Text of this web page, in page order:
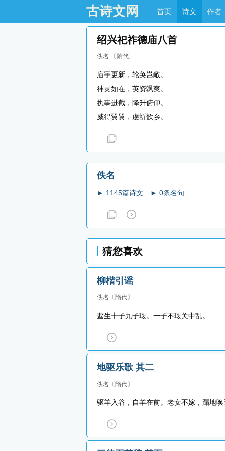
古诗文网 首页 诗文 作者
绍兴祀祚德庙八首
佚名 〔隋代〕
庙宇更新，轮奂岂敞。
神灵如在，英资飒爽。
执事进截，降升俯仰。
威得翼翼，虔祈歆乡。
佚名
► 1145篇诗文 ► 0条名句
猜您喜欢
柳楷引谣
佚名 〔隋代〕
鸾生十子九子瑖。一子不瑖关中乱。
地驱乐歌 其二
佚名 〔隋代〕
驱羊入谷，自羊在前。老女不嫁，蹋地唤